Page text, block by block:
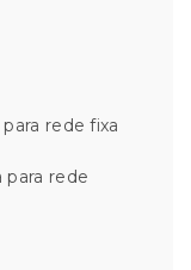
para rede fixa
para rede